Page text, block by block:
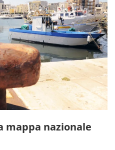
mappa nazionale